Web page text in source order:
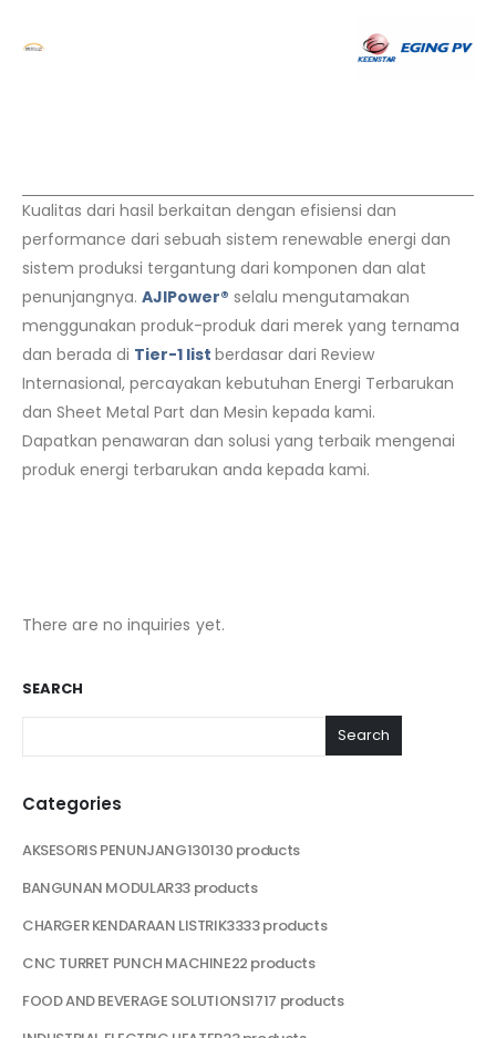
Kualitas dari hasil berkaitan dengan efisiensi dan
performance dari sebuah sistem renewable energi dan
sistem produksi tergantung dari komponen dan alat
penunjangnya. AJIPower® selalu mengutamakan
menggunakan produk-produk dari merek yang ternama
dan berada di Tier-1 list berdasar dari Review
Internasional, percayakan kebutuhan Energi Terbarukan
dan Sheet Metal Part dan Mesin kepada kami.
Dapatkan penawaran dan solusi yang terbaik mengenai
produk energi terbarukan anda kepada kami.
There are no inquiries yet.
SEARCH
Search
Categories
AKSESORIS PENUNJANG130130 products
BANGUNAN MODULAR33 products
CHARGER KENDARAAN LISTRIK3333 products
CNC TURRET PUNCH MACHINE22 products
FOOD AND BEVERAGE SOLUTIONS1717 products